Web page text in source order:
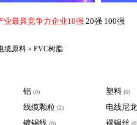
业最具竞争力企业10强 20强 100强
缆原料 » PVC树脂
铝 (0) 塑料 (0)
线缆颗粒 (2) 电线尼龙
镀锡线 (0) 裸铜丝